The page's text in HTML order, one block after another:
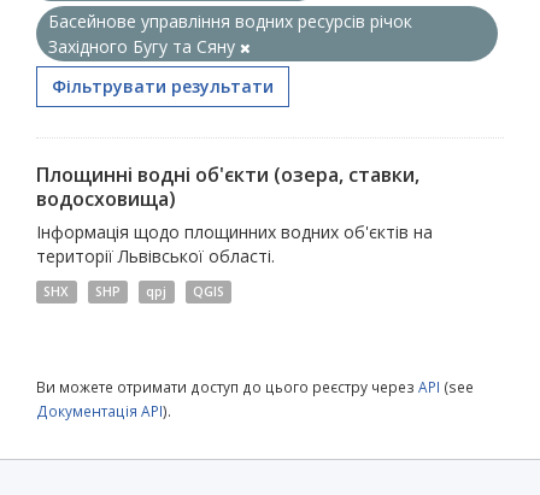
Басейнове управління водних ресурсів річок
Західного Бугу та Сяну
Фільтрувати результати
Площинні водні об'єкти (озера, ставки,
водосховища)
Інформація щодо площинних водних об'єктів на
території Львівської області.
SHX SHP qpj QGIS
Ви можете отримати доступ до цього реєстру через API (see
Документація API).